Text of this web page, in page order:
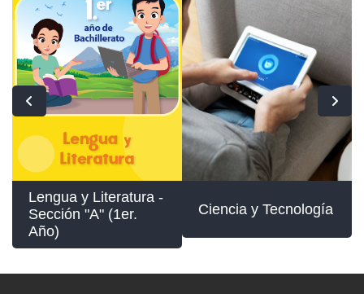
Lengua y Literatura -
Sección "A" (1er.
Año)
Ciencia y Tecnología